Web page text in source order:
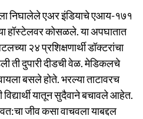
निघालेले एअर इंडियाचे एआय-१७१
हॉस्टेलवर कोसळले. या अपघातात
२४ प्रशिक्षणार्थी डॉक्टरांचा
ती दुपारी दीडची वेळ. मेडिकलचे
बसले होते. भरल्या ताटावरच
यातून सुदैवाने बचावले आहेत.
जीव कसा वाचवला याबद्दल